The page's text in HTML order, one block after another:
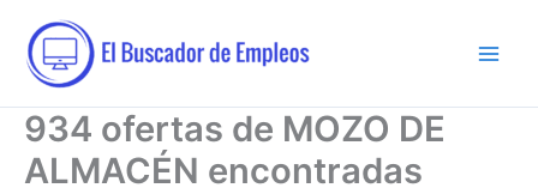
contenido
934 ofertas de MOZO DE
ALMACÉN encontradas